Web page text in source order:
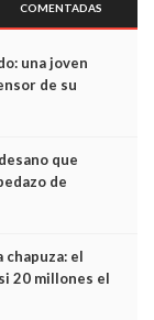
COMENTADAS
una joven
de su
últimos minutos
que
de
chapuza: el
20 millones el
cabían por los